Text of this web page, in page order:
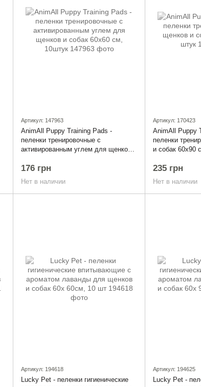
Артикул: 147963
AnimAll Puppy Training Pads -
пеленки тренировочные с
активированным углем для щенков и
176 грн
Нет в наличии
Артикул: 170423
AnimAll Puppy
пеленки
и собак 60х90
235 грн
Нет в наличии
Артикул: 194618
Lucky Pet - пеленки гигиенические
Артикул: 194625
Lucky Pet -